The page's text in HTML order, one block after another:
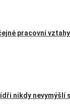
pracovní
nikdy nevymýšlí